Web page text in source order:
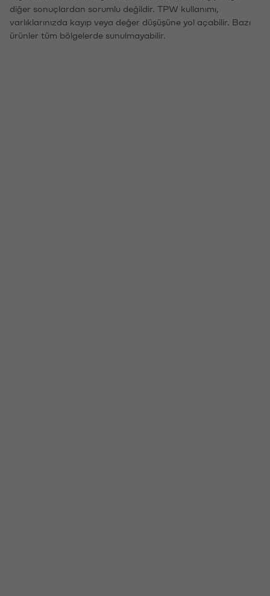
diğer sonuçlardan sorumlu değildir. TPW kullanımı,
varlıklarınızda kayıp veya değer düşüşüne yol açabilir. Bazı
ürünler tüm bölgelerde sunulmayabilir.